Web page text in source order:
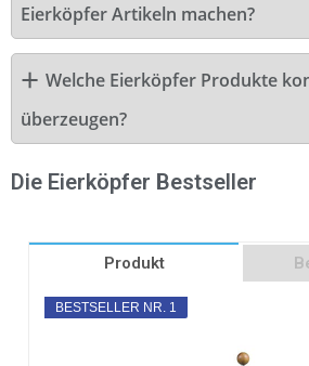
Eierköpfer Artikeln machen?
Welche Eierköpfer Produkte
überzeugen?
Die Eierköpfer Bestseller
Produkt
BESTSELLER NR. 1